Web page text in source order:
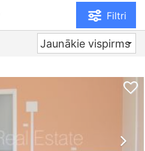
Filtri
Jaunākie vispirms